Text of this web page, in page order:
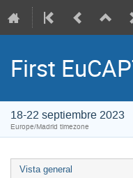
First
18-22 septiembre 2023
Europe/Madrid timezone
Vista general